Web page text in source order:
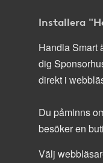
Installera
Handla Smart
dig
direkt i
Du påminns
besöker en
Välj